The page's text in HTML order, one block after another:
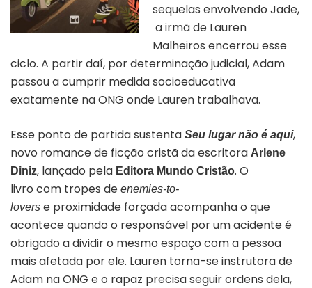
sequelas envolvendo Jade,
a irmã de Lauren
Malheiros encerrou esse
ciclo. A partir daí, por determinação judicial, Adam
passou a cumprir medida socioeducativa
exatamente na ONG onde Lauren trabalhava.
Esse ponto de partida sustenta Seu lugar não é aqui,
novo romance de ficção cristã da escritora Arlene
Diniz, lançado pela Editora Mundo Cristão. O
livro com tropes de enemies-to-
lovers e proximidade forçada acompanha o que
acontece quando o responsável por um acidente é
obrigado a dividir o mesmo espaço com a pessoa
mais afetada por ele. Lauren torna-se instrutora de
Adam naONG e o rapaz precisa seguir ordens dela,